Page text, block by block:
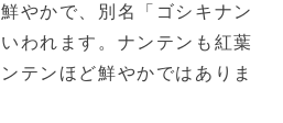
やかで、別名「ゴシキナン
われます。ナンテンも紅葉
テンほど鮮やかではありま